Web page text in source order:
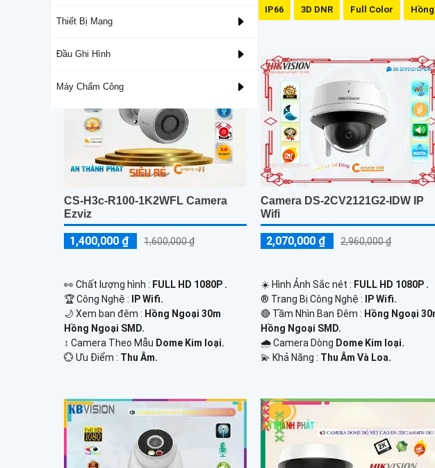
Thiết Bị Mạng
Đầu Ghi Hình
Máy Chấm Công
IP66 3D DNR Full Color
CS-H3c-R100-1K2WFL Camera
Ezviz
1,400,000 ₫ 1,600,000 ₫
️👀 Chất lượng hình : FULL HD 1080P .
🏆 Công Nghệ :
IP Wifi.
🌙 Xem ban đêm : Hồng Ngoại 30m
Hồng Ngoại SMD.
↕️ Camera Theo Mẫu Dome Kim loại.
️💮 Ưu Điểm : Thu Âm.
Camera DS-2CV2121G2-IDW IP
Wifi
2,070,000 ₫ 2,960,000 ₫
☀️ Hình Ảnh Sắc nét : FULL HD 1080P .
®️ Trang Bị Công Nghệ :
IP Wifi.
🔴 Tầm Nhìn Ban Đêm : Hồng Ngoại
Hồng Ngoại SMD.
🌧️ Camera Dòng Dome Kim loại.
️💫 Khả Năng : Thu Âm Và Loa.